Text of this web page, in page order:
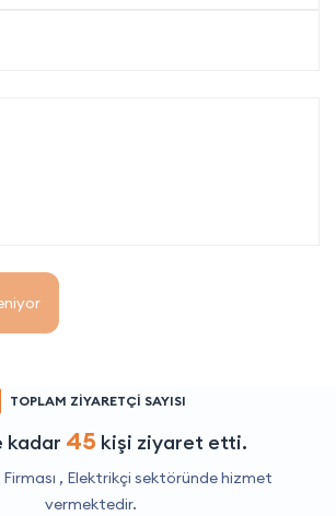
TOPLAM ZİYARETÇİ SAYISI
kadar 45 kişi ziyaret etti.
Firması , Elektrikçi sektöründe hizmet
vermektedir.